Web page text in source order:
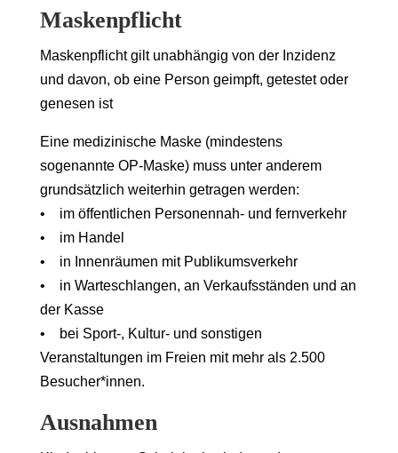
Maskenpflicht
Maskenpflicht gilt unabhängig von der Inzidenz
und davon, ob eine Person geimpft, getestet oder
genesen ist
Eine medizinische Maske (mindestens
sogenannte OP-Maske) muss unter anderem
grundsätzlich weiterhin getragen werden:
• im öffentlichen Personennah- und fernverkehr
• im Handel
• in Innenräumen mit Publikumsverkehr
• in Warteschlangen, an Verkaufsständen und an
der Kasse
• bei Sport-, Kultur- und sonstigen
Veranstaltungen im Freien mit mehr als 2.500
Besucher*innen.
Ausnahmen